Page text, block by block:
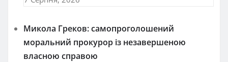
Микола Греков: самопроголошений
моральний прокурор із незавершеною
власною справою